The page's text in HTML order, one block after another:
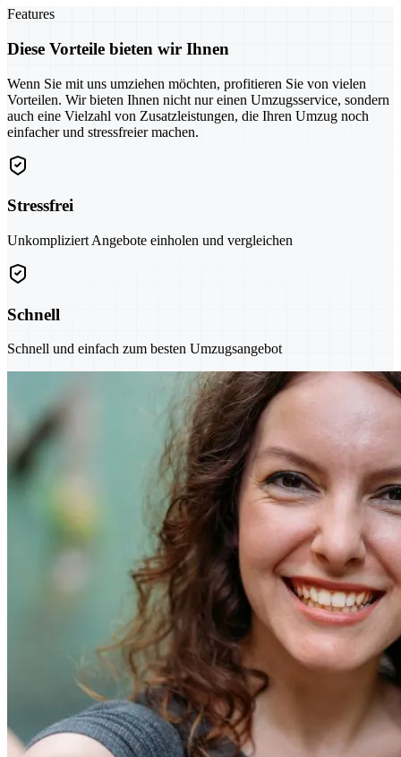
Features
Diese Vorteile bieten wir Ihnen
Wenn Sie mit uns umziehen möchten, profitieren Sie von vielen
Vorteilen. Wir bieten Ihnen nicht nur einen Umzugsservice, sondern
auch eine Vielzahl von Zusatzleistungen, die Ihren Umzug noch
einfacher und stressfreier machen.
Stressfrei
Unkompliziert Angebote einholen und vergleichen
Schnell
Schnell und einfach zum besten Umzugsangebot